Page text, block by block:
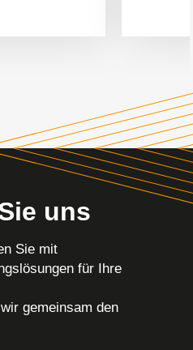
uns
Sie mit
für Ihre
gemeinsam den